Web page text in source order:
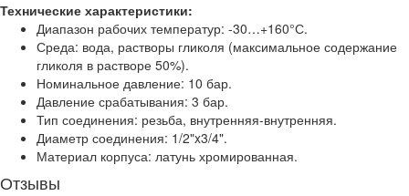
Технические характеристики:
Диапазон рабочих температур: -30…+160°С.
Среда: вода, растворы гликоля (максимальное содержание
гликоля в растворе 50%).
Номинальное давление: 10 бар.
Давление срабатывания: 3 бар.
Тип соединения: резьба, внутренняя-внутренняя.
Диаметр соединения: 1/2"x3/4".
Материал корпуса: латунь хромированная.
Отзывы